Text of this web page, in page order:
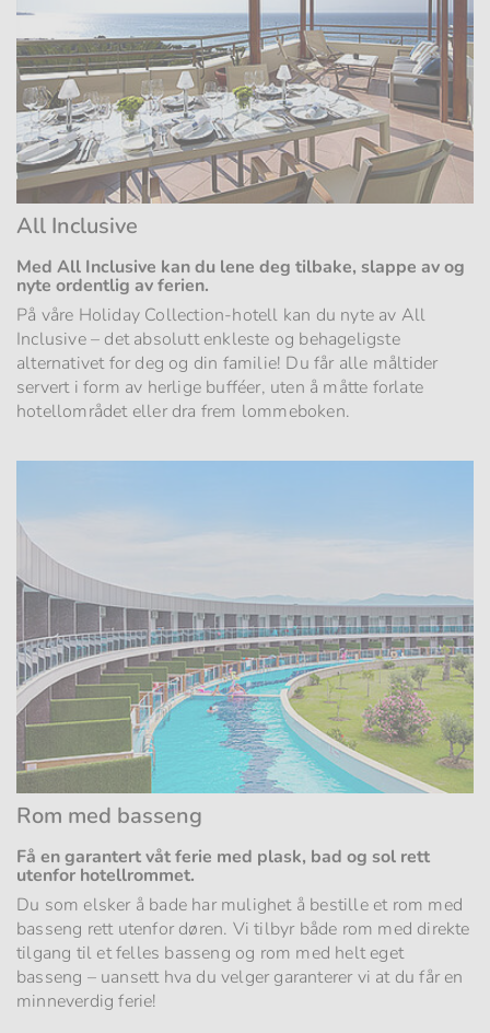
All Inclusive
Med All Inclusive kan du lene deg tilbake, slappe av og
nyte ordentlig av ferien.
På våre Holiday Collection-hotell kan du nyte av All
Inclusive – det absolutt enkleste og behageligste
alternativet for deg og din familie! Du får alle måltider
servert i form av herlige bufféer, uten å måtte forlate
hotellområdet eller dra frem lommeboken.
Rom med basseng
Få en garantert våt ferie med plask, bad og sol rett
utenfor hotellrommet.
Du som elsker å bade har mulighet å bestille et rom med
basseng rett utenfor døren. Vi tilbyr både rom med direkte
tilgang til et felles basseng og rom med helt eget
basseng – uansett hva du velger garanterer vi at du får en
minneverdig ferie!